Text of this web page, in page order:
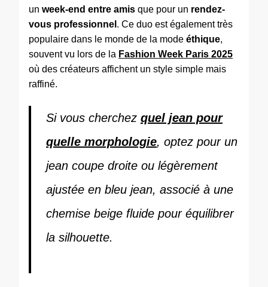
un week-end entre amis que pour un rendez-
vous professionnel . Ce duo est également très
populaire dans le monde de la mode éthique,
souvent vu lors de la Fashion Week Paris 2025
où des créateurs affichent un style simple mais
raffiné.
Si vous cherchez quel jean pour
quelle morphologie, optez pour un
jean coupe droite ou légèrement
ajustée en bleu jean, associé à une
chemise beige fluide pour équilibrer
la silhouette.